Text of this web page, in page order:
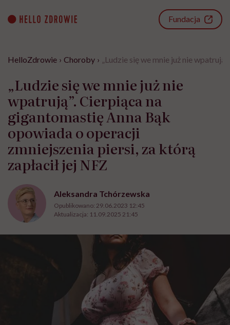
content
Fundacja
HelloZdrowie › Choroby › „Ludzie się we mnie już nie
„Ludzie się we mnie już nie
wpatrują”. Cierpiąca na
gigantomastię Anna Bąk
opowiada o operacji
zmniejszenia piersi, za którą
zapłacił jej NFZ
Aleksandra Tchórzewska
Opublikowano: 29.06.2023 12:45
Aktualizacja: 11.09.2025 21:45